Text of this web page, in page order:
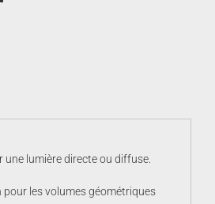
lumière directe ou diffuse.
les volumes géométriques